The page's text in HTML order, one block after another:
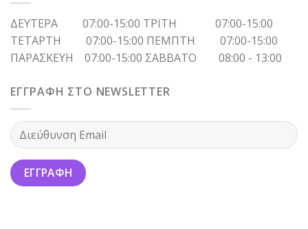
ΔΕΥΤΕΡΑ 07:00-15:00 ΤΡΙΤΗ 07:00-15:00
ΤΕΤΑΡΤΗ 07:00-15:00 ΠΕΜΠΤΗ 07:00-15:00
ΠΑΡΑΣΚΕΥΗ 07:00-15:00 ΣΑΒΒΑΤΟ 08:00 - 13:00
ΕΓΓΡΑΦΗ ΣΤΟ NEWSLETTER